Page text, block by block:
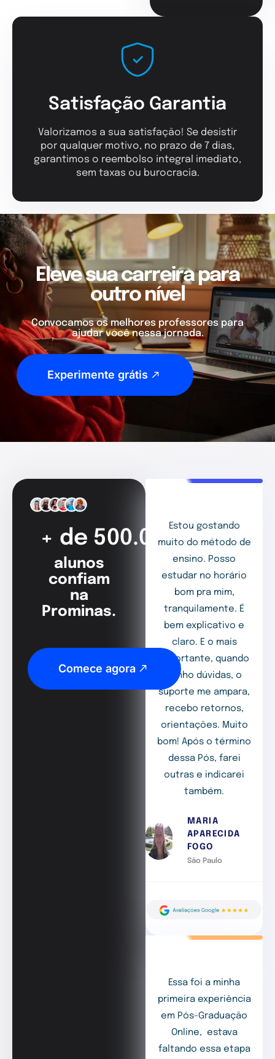
Satisfação Garantia
Valorizamos a sua satisfação! Se desistir
por qualquer motivo, no prazo de 7 dias,
garantimos o reembolso integral imediato,
sem taxas ou burocracia.
Eleve sua carreira para
outro nível
Convocamos os melhores professores para
ajudar você nessa jornada.
Experimente grátis
+ de 500.000
alunos
confiam
na
Prominas.
Comece agora
Estou gostando
muito do método de
ensino. Posso
estudar no horário
bom pra mim,
tranquilamente. É
bem explicativo e
claro. E o mais
importante, quando
tenho dúvidas, o
suporte me ampara,
recebo retornos,
orientações. Muito
bom! Após o término
dessa Pós, farei
outras e indicarei
também.
MARIA
APARECIDA
FOGO
São Paulo
Essa foi a minha
primeira experiência
em Pós-Graduação
Online, estava
faltando essa etapa